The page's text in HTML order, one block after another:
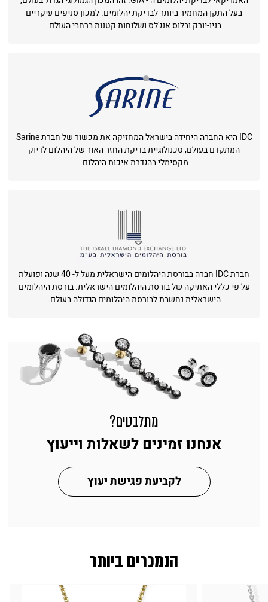
בעל התקן המחמיר ביותר לבדיקת יהלומים. למכון סניפים עיקריים
בניו-יורק ובלוס אנג'לס ושלוחות קטנות ברחבי העולם.
IDC היא החברה היחידה בישראל המחזיקה את מכשור של חברת Sarine
המתקדם בעולם, טכנולוגיית בדיקת החזר האור של היהלום לדיוק
מקסימלי בהגדרת איכות היהלום.
חברת IDC חברה בבורסת היהלומים הישראלית מעל ל- 40 שנה ופועלת
על פי כללי האתיקה של בורסת היהלומים הישראלית. בורסת היהלומים
הישראלית נחשבת לבורסת היהלומים הגדולה בעולם.
הנמכרים ביותר
מתלבטים?
אנחנו זמינים לשאלות וייעוץ
לקביעת פגישת יעוץ